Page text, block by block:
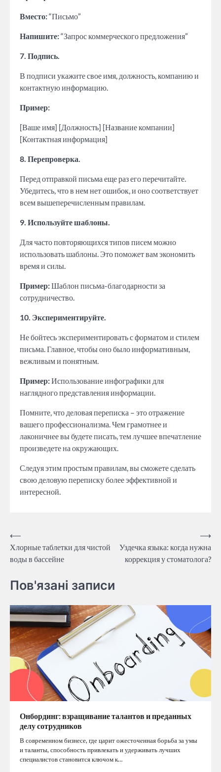
Вместо:“Письмо”
Напишите:“Запрос коммерческого предложения”
7. Подпись.
В подписи укажите свое имя, должность, компанию и
контактную информацию.
Пример:
[Ваше имя] [Должность] [Название компании]
[Контактная информация]
8. Перепроверка.
Перед отправкой письма еще раз его перечитайте.
Убедитесь, что в нем нет ошибок, и оно соответствует
всем вышеперечисленным правилам.
9. Используйте шаблоны.
Для часто повторяющихся типов писем можно
использовать шаблоны. Это поможет вам экономить
время и силы.
Пример:Шаблон письма-благодарности за
сотрудничество.
10. Экспериментируйте.
Не бойтесь экспериментировать с форматом и стилем
письма. Главное, чтобы оно было информативным,
вежливым и понятным.
Пример:Использование инфографики для
наглядного представления информации.
Помните, что деловая переписка – это отражение
вашего профессионализма. Чем грамотнее и
лаконичнее вы будете писать, тем лучшее впечатление
произведете на окружающих.
Следуя этим простым правилам, вы сможете сделать
свою деловую переписку более эффективной и
интересной.
Post
navigation
⟵
Хлорные таблетки для чистой
воды в бассейне
Уздечка языка: когда нужна
коррекция у стоматолога?
⟶
Пов'язані записи
Онбординг: взращивание талантов и преданных
делу сотрудников
В современном бизнесе, где царит ожесточенная борьба за умы
и таланты, способность привлекать и удерживать лучших
специалистов становится ключом к…